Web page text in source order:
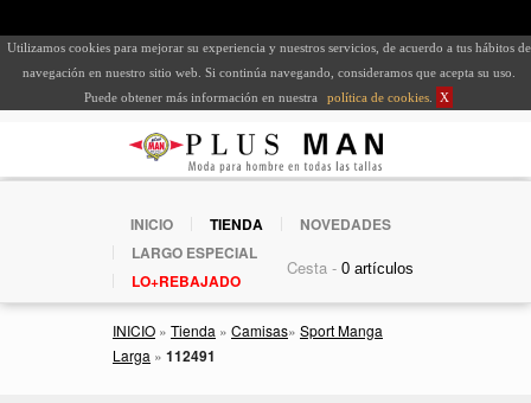
Utilizamos cookies para mejorar su experiencia y nuestros servicios, de acuerdo a tus hábitos de
navegación en nuestro sitio web. Si continúa navegando, consideramos que acepta su uso.
Puede obtener más información en nuestra
política de cookies X
INICIO TIENDA
NOVEDADES
LARGO ESPECIAL
LO+REBAJADO
Cesta -
INICIO » Tienda » Camisas» Sport Manga
Larga » 112491